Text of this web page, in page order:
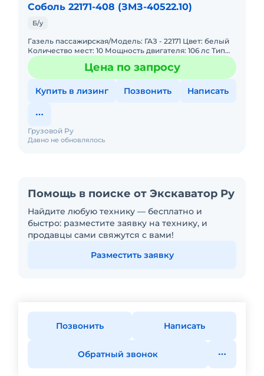
Соболь 22171-408 (ЗМЗ-40522.10)
Б/у
Газель пассажирская/Модель: ГАЗ - 22171 Цвет: белый
Количество мест: 10 Мощность двигателя: 106 лс Тип
двигателя: бензиновый Год выпуска: 2010 год
Состояние: о
Цена по запросу
Купить в лизинг Позвонить Написать
Давно не обновлялось
Грузовой Ру
Помощь в поиске от Экскаватор Ру
Найдите любую технику — бесплатно и
быстро: разместите заявку на технику, и
продавцы сами свяжутся с вами!
Разместить заявку
Позвонить Написать
Обратный звонок